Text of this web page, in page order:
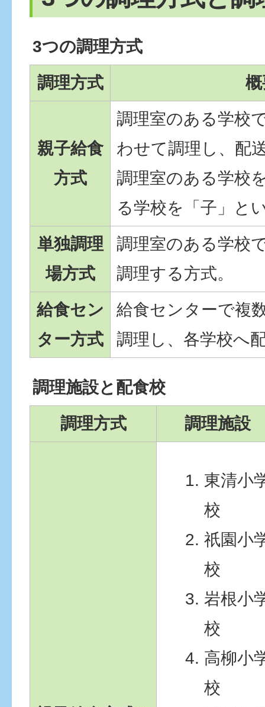
3つの調理方式
調理方式
親子給食
方式
調理室のある学校
わせて調理し、配
調理室のある学校
る学校を「子」と
単独調理
場方式
調理室のある学校
調理する方式。
給食セン
ター方式
給食センターで複
調理し、各学校へ
調理施設と配食校
調理方式
調理施設
東清小
校
祇園小
校
岩根小
校
高柳小
校